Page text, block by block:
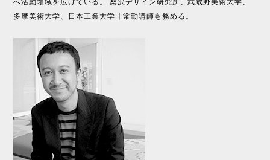
へ活動領域を広げている。 桑沢デザイン研究所、武蔵野美術大学、
多摩美術大学、日本工業大学非常勤講師も務める。